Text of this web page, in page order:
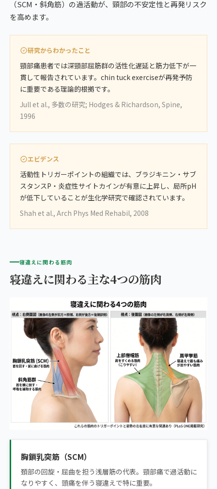
（SCM・斜角筋）の過活動が、頸部の不安定性と再発リスク
を高めます。
研究からわかったこと
頸部痛患者では深頸部屈筋群の活性化遅延と筋力低下が一
貫して報告されています。chin tuck exerciseが再発予防
に重要である理論的根拠です。
Jull et al., 多数の研究; Hodges & Richardson, Spine,
1996
エビデンス
活動性トリガーポイントの組織では、ブラジキニン・サブ
スタンスP・炎症性サイトカインが有意に上昇し、局所pH
が低下していることが生化学研究で確認されています。
Shah et al., Arch Phys Med Rehabil, 2008
寝違えに関わる筋肉
寝違えに関わる主な4つの筋肉
胸鎖乳突筋（SCM）
頚部の回旋・屈曲を担う浅層筋の代表。頸部痛で過活動に
なりやすく、頭痛を伴う寝違えで特に重要。